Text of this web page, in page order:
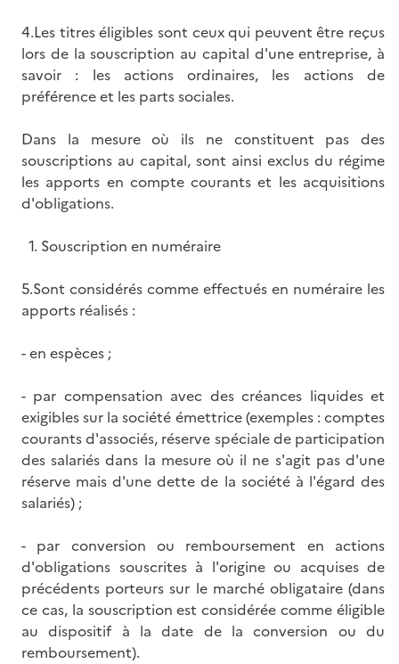
4.Les titres éligibles sont ceux qui peuvent être reçus
lors de la souscription au capital d'une entreprise, à
savoir : les actions ordinaires, les actions de
préférence et les parts sociales.
Dans la mesure où ils ne constituent pas des
souscriptions au capital, sont ainsi exclus du régime
les apports en compte courants et les acquisitions
d'obligations.
1. Souscription en numéraire
5.Sont considérés comme effectués en numéraire les
apports réalisés :
- en espèces ;
- par compensation avec des créances liquides et
exigibles sur la société émettrice (exemples : comptes
courants d'associés, réserve spéciale de participation
des salariés dans la mesure où il ne s'agit pas d'une
réserve mais d'une dette de la société à l'égard des
salariés) ;
- par conversion ou remboursement en actions
d'obligations souscrites à l'origine ou acquises de
précédents porteurs sur le marché obligataire (dans
ce cas, la souscription est considérée comme éligible
au dispositif à la date de la conversion ou du
remboursement).